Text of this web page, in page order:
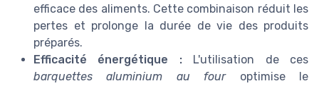
efficace des aliments. Cette combinaison réduit les
pertes et prolonge la durée de vie des produits
préparés.
Efficacité énergétique :L'utilisation de ces
barquettes aluminium au fouroptimise le